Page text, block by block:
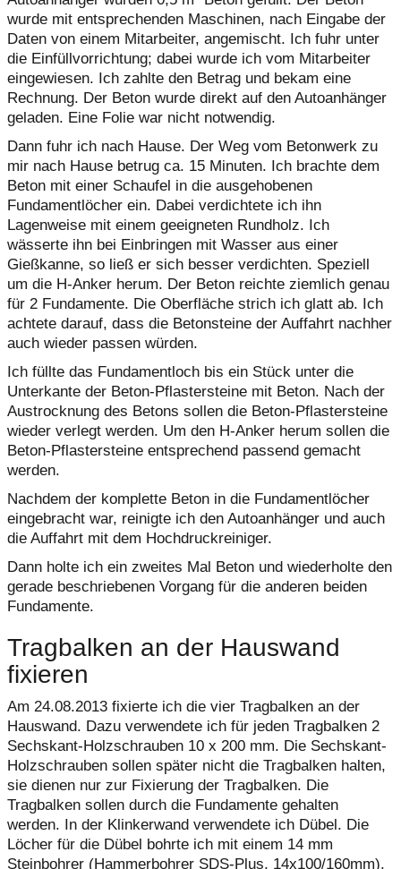
wurde mit entsprechenden Maschinen, nach Eingabe der
Daten von einem Mitarbeiter, angemischt. Ich fuhr unter
die Einfüllvorrichtung; dabei wurde ich vom Mitarbeiter
eingewiesen. Ich zahlte den Betrag und bekam eine
Rechnung. Der Beton wurde direkt auf den Autoanhänger
geladen. Eine Folie war nicht notwendig.
Dann fuhr ich nach Hause. Der Weg vom Betonwerk zu
mir nach Hause betrug ca. 15 Minuten. Ich brachte dem
Beton mit einer Schaufel in die ausgehobenen
Fundamentlöcher ein. Dabei verdichtete ich ihn
Lagenweise mit einem geeigneten Rundholz. Ich
wässerte ihn bei Einbringen mit Wasser aus einer
Gießkanne, so ließ er sich besser verdichten. Speziell
um die H-Anker herum. Der Beton reichte ziemlich genau
für 2 Fundamente. Die Oberfläche strich ich glatt ab. Ich
achtete darauf, dass die Betonsteine der Auffahrt nachher
auch wieder passen würden.
Ich füllte das Fundamentloch bis ein Stück unter die
Unterkante der Beton-Pflastersteine mit Beton. Nach der
Austrocknung des Betons sollen die Beton-Pflastersteine
wieder verlegt werden. Um den H-Anker herum sollen die
Beton-Pflastersteine entsprechend passend gemacht
werden.
Nachdem der komplette Beton in die Fundamentlöcher
eingebracht war, reinigte ich den Autoanhänger und auch
die Auffahrt mit dem Hochdruckreiniger.
Dann holte ich ein zweites Mal Beton und wiederholte den
gerade beschriebenen Vorgang für die anderen beiden
Fundamente.
Tragbalken an der Hauswand
fixieren
Am 24.08.2013 fixierte ich die vier Tragbalken an der
Hauswand. Dazu verwendete ich für jeden Tragbalken 2
Sechskant-Holzschrauben 10 x 200 mm. Die Sechskant-
Holzschrauben sollen später nicht die Tragbalken halten,
sie dienen nur zur Fixierung der Tragbalken. Die
Tragbalken sollen durch die Fundamente gehalten
werden. In der Klinkerwand verwendete ich Dübel. Die
Löcher für die Dübel bohrte ich mit einem 14 mm
Steinbohrer (Hammerbohrer SDS-Plus, 14x100/160mm).